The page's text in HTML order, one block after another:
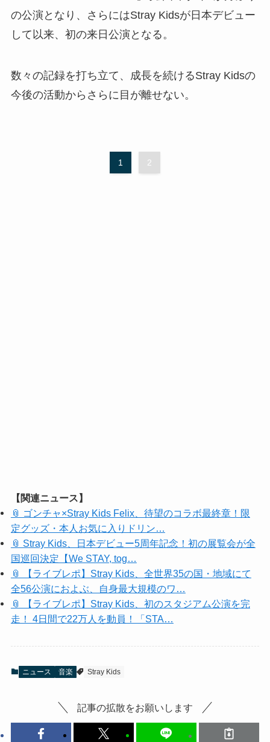
の公演となり、さらにはStray Kidsが日本デビュー
して以来、初の来日公演となる。
数々の記録を打ち立て、成長を続けるStray Kidsの
今後の活動からさらに目が離せない。
1 2
【関連ニュース】
📎 ゴンチャ×Stray Kids Felix、待望のコラボ最終章！限
定グッズ・本人お気に入りドリン…
📎 Stray Kids、日本デビュー5周年記念！初の展覧会が全
国巡回決定【We STAY, tog…
📎 【ライブレポ】Stray Kids、全世界35の国・地域にて
全56公演におよぶ、自身最大規模のワ…
📎 【ライブレポ】Stray Kids、初のスタジアム公演を完
走！ 4日間で22万人を動員！「STA…
ニュース 音楽 Stray Kids
記事の拡散をお願いします